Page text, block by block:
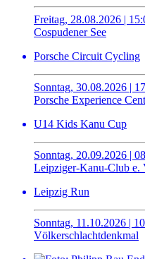
Freitag, 28.08.2026 |
Cospudener See
Porsche Circuit Cycling
Sonntag, 30.08.2026 |
Porsche Experience
U14 Kids Kanu Cup
Sonntag, 20.09.2026 |
Leipziger-Kanu-Club e.
Leipzig Run
Sonntag, 11.10.2026 |
Völkerschlachtdenkmal